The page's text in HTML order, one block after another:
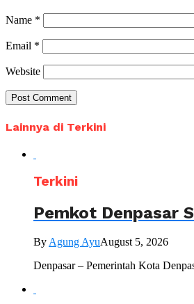
Name *
Email *
Website
Lainnya di Terkini
Terkini
Pemkot Denpasar
ByAgung AyuAugust 5, 2026
Denpasar – Pemerintah Kota